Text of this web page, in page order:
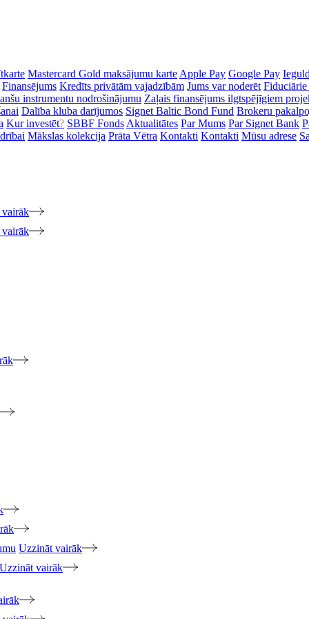
Mastercard Gold maksājumu karte Apple Pay Google Pay
Finansējums Kredīts privātām vajadzībām Jums var noderēt
instrumentu nodrošinājumu Zaļais finansējums ilgtspējīgiem
Dalība kluba darījumos Signet Baltic Bond Fund Brokeru
Kur investēt? SBBF Fonds Aktualitātes Par Mums Par Signet Bank
Mākslas kolekcija Prāta Vētra Kontakti Kontakti Mūsu adrese
Uzzināt vairāk
Uzzināt vairāk